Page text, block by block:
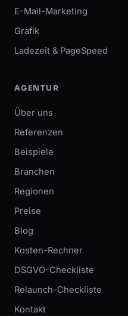
E-Mail-Marketing
Grafik
Ladezeit & PageSpeed
AGENTUR
Über uns
Referenzen
Beispiele
Branchen
Regionen
Preise
Blog
Kosten-Rechner
DSGVO-Checkliste
Relaunch-Checkliste
Kontakt